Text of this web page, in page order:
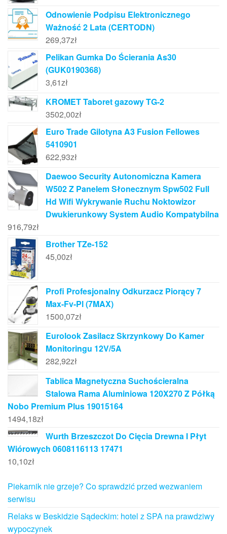
Odnowienie Podpisu Elektronicznego
Ważność 2 Lata (CERTODN)
269,37zł
Pelikan Gumka Do Ścierania As30
(GUK0190368)
3,61zł
KROMET Taboret gazowy TG-2
3502,00zł
Euro Trade Gilotyna A3 Fusion Fellowes
5410901
622,93zł
Daewoo Security Autonomiczna Kamera
W502 Z Panelem Słonecznym Spw502 Full
Hd Wifi Wykrywanie Ruchu Noktowizor
Dwukierunkowy System Audio Kompatybilna
916,79zł
Brother TZe-152
45,00zł
Profi Profesjonalny Odkurzacz Piorący 7
Max-Fv-Pl (7MAX)
1500,07zł
Eurolook Zasilacz Skrzynkowy Do Kamer
Monitoringu 12V/5A
282,92zł
Tablica Magnetyczna Suchościeralna
Stalowa Rama Aluminiowa 120X270 Z Półką
Nobo Premium Plus 19015164
1494,18zł
Wurth Brzeszczot Do Cięcia Drewna I Płyt
Wiórowych 0608116113 17471
10,10zł
Piekarnik nie grzeje? Co sprawdzić przed wezwaniem
serwisu
Relaks w Beskidzie Sądeckim: hotel z SPA na prawdziwy
wypoczynek